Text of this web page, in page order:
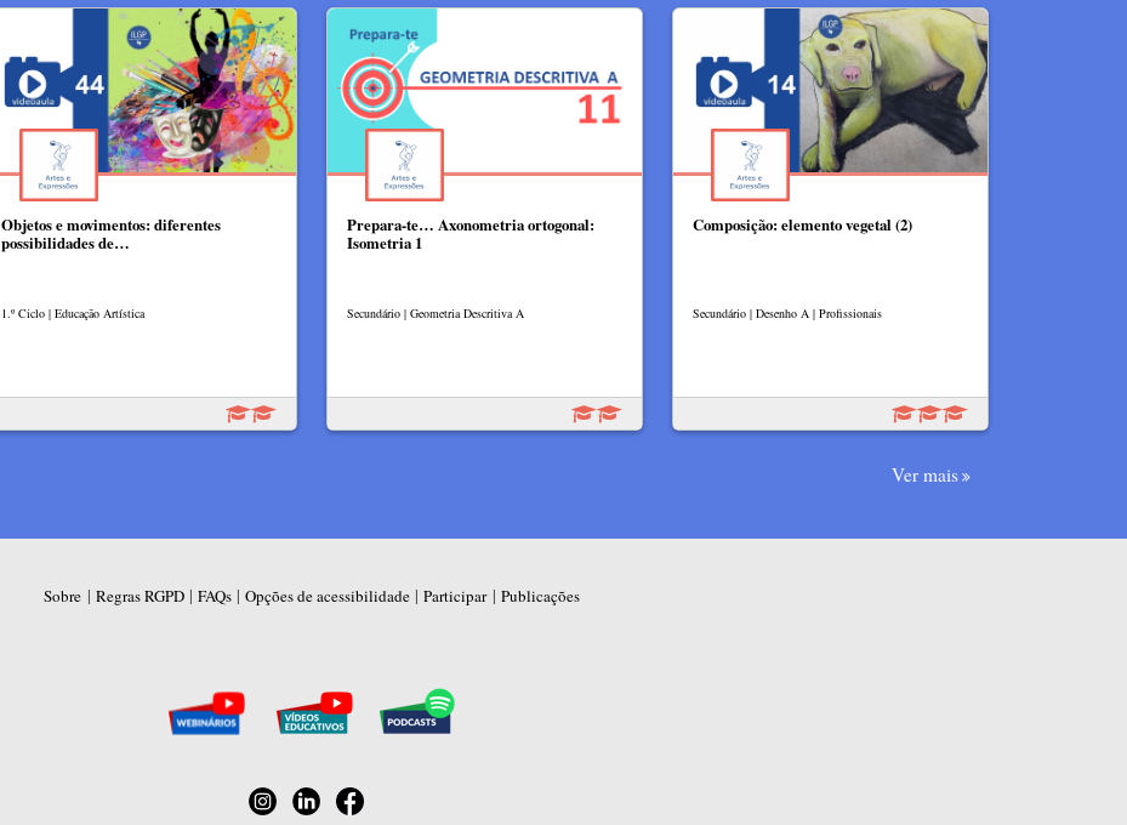
Objetos e movimentos: diferentes
possibilidades de…
1.º Ciclo | Educação Artística
Prepara-te… Axonometria ortogonal:
Isometria 1
Secundário | Geometria Descritiva A
Composição: elemento vegetal (2)
Secundário | Desenho A | Profissionais
Ver mais
Sobre | Regras RGPD | FAQs | Opções de acessibilidade | Participar| Publicações